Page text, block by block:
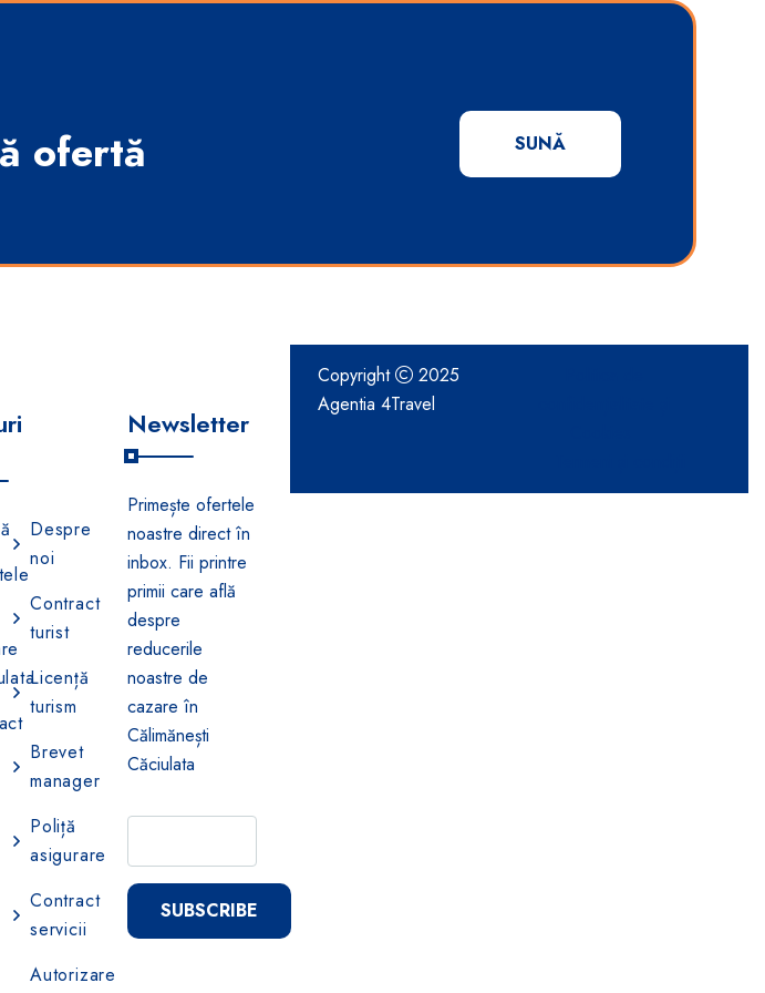
ofertă SUNĂ
Despre
noi
Contract
turist
Licență
turism
Brevet
manager
Poliță
asigurare
Contract
servicii
Autorizare
Newsletter
Primește ofertele
noastre direct în
inbox. Fii printre
primii care află
despre
reducerile
noastre de
cazare în
Călimănești
Căciulata
SUBSCRIBE
Copyright
2025
Agentia 4Travel